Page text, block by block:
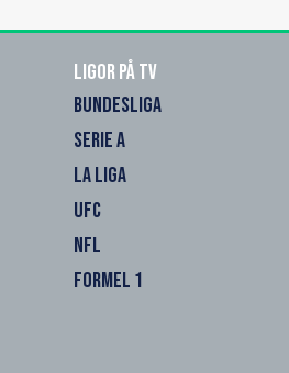
Ligor på TV
BUNDESLIGA
SERIE A
LA LIGA
UFC
NFL
FORMEL 1